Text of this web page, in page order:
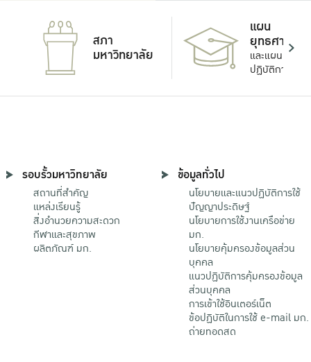
สภา
มหาวิทยาลัย
แผน
ยุทธศาสตร์
และแผน
ปฏิบัติการ
รอบรั้วมหาวิทยาลัย
สถานที่สำคัญ
แหล่งเรียนรู้
สิ่งอำนวยความสะดวก
กีฬาและสุขภาพ
ผลิตภัณฑ์ มก.
ข้อมูลทั่วไป
นโยบายและแนวปฏิบัติการใช้
ปัญญาประดิษฐ์
นโยบายการใช้งานเครือข่าย
มก.
นโยบายคุ้มครองข้อมูลส่วน
บุคคล
แนวปฏิบัติการคุ้มครองข้อมูล
ส่วนบุคคล
การเข้าใช้อินเตอร์เน็ต
ข้อปฏิบัติในการใช้ e-mail มก.
ถ่ายทอดสด